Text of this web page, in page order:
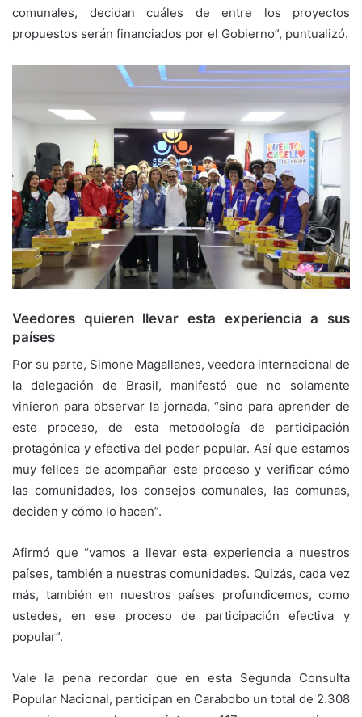
comunales, decidan cuáles de entre los proyectos
propuestos serán financiados por el Gobierno”, puntualizó.
Veedores quieren llevar esta experiencia a sus
países
Por su parte, Simone Magallanes, veedora internacional de
la delegación de Brasil, manifestó que no solamente
vinieron para observar la jornada, “sino para aprender de
este proceso, de esta metodología de participación
protagónica y efectiva del poder popular. Así que estamos
muy felices de acompañar este proceso y verificar cómo
las comunidades, los consejos comunales, las comunas,
deciden y cómo lo hacen”.
Afirmó que “vamos a llevar esta experiencia a nuestros
países, también a nuestras comunidades. Quizás, cada vez
más, también en nuestros países profundicemos, como
ustedes, en ese proceso de participación efectiva y
popular”.
Vale la pena recordar que en esta Segunda Consulta
Popular Nacional, participan en Carabobo un total de 2.308